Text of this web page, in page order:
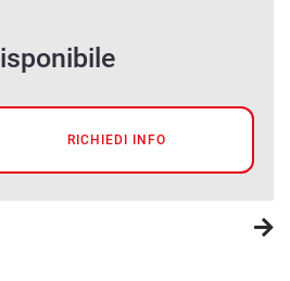
RICHIEDI INFO